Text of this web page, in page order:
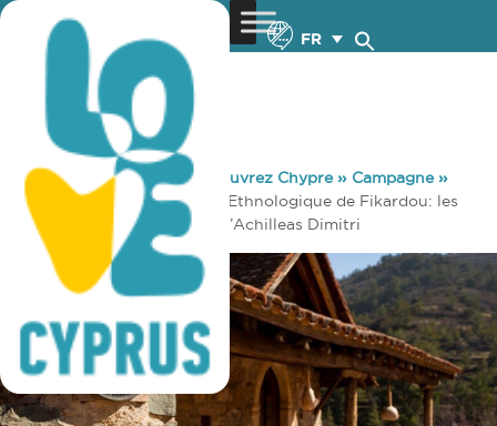
FR
You are here: Home »Découvrez Chypre» Campagne»
Musées & Galeries»Musée Ethnologique de Fikardou: les
maisons de Katsinioros et d’Achilleas Dimitri